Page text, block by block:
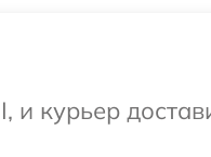
курьер